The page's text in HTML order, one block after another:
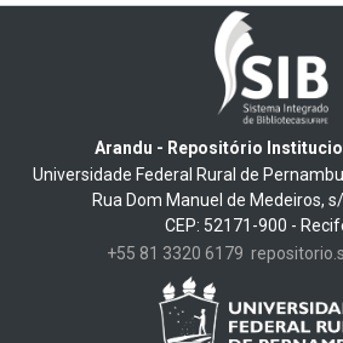
Arandu - Repositório
Universidade Federal Rural de
Rua Dom Manuel de Medeiros,
CEP: 52171-900 -
+55 81 3320 6179